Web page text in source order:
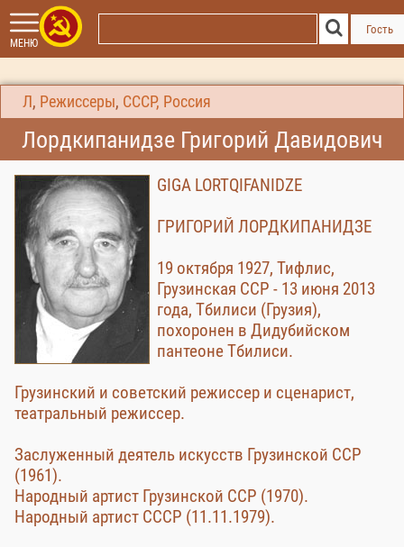
МЕНЮ
Гость
Л , Режиссеры, СССР, Россия
Лордкипанидзе Григорий Давидович
GIGA LORTQIFANIDZE
ГРИГОРИЙ ЛОРДКИПАНИДЗЕ
19 октября 1927, Тифлис,
Грузинская ССР - 13 июня 2013
года, Тбилиси (Грузия),
похоронен в Дидубийском
пантеоне Тбилиси.
Грузинский и советский режиссер и сценарист,
театральный режиссер.
Заслуженный деятель искусств Грузинской ССР
(1961).
Народный артист Грузинской ССР (1970).
Народный артист СССР (11.11.1979).